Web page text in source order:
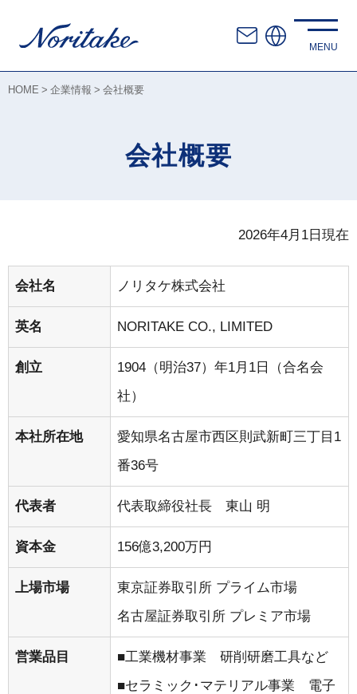
HOME 企業情報 会社概要
会社概要
2026年4月1日現在
会社名 ノリタケ株式会社
英名 NORITAKE CO., LIMITED
創立
1904（明治37）年1月1日（合名会
社）
本社所在地
愛知県名古屋市西区則武新町三丁目1
番36号
代表者 代表取締役社長 東山 明
資本金 156億3,200万円
上場市場
東京証券取引所 プライム市場
名古屋証券取引所 プレミア市場
営業品目
工業機材事業 研削研磨工具など
セラミック･マテリアル事業 電子